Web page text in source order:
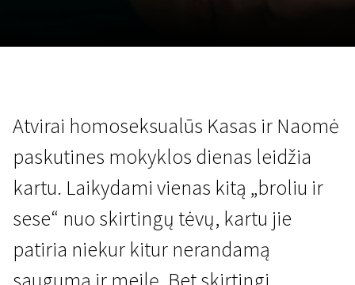
Atvirai homoseksualūs Kasas ir Naomė
paskutines mokyklos dienas leidžia
kartu. Laikydami vienas kitą „broliu ir
sese“ nuo skirtingų tėvų, kartu jie
patiria niekur kitur nerandamą